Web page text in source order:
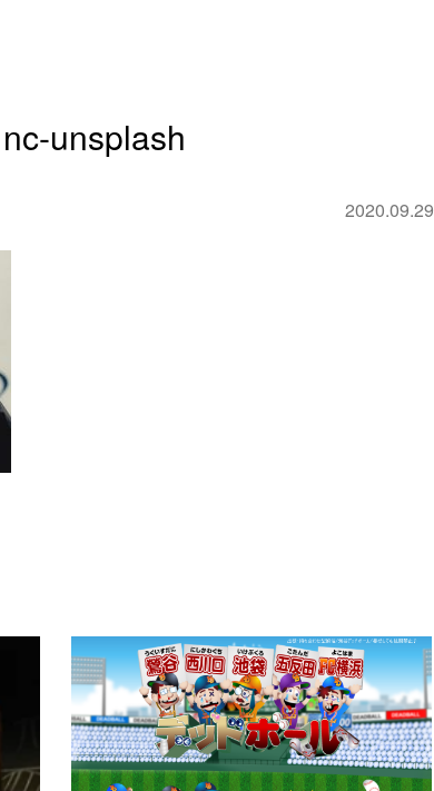
unsplash
2020.09.29